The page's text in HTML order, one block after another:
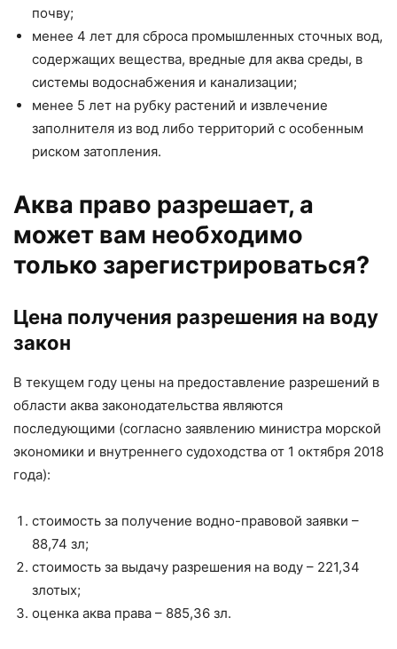
почву;
менее 4 лет для сброса промышленных сточных вод,
содержащих вещества, вредные для аква среды, в
системы водоснабжения и канализации;
менее 5 лет на рубку растений и извлечение
заполнителя из вод либо территорий с особенным
риском затопления.
Аква право разрешает, а
может вам необходимо
только зарегистрироваться?
Цена получения разрешения на воду
закон
В текущем году цены на предоставление разрешений в
области аква законодательства являются
последующими (согласно заявлению министра морской
экономики и внутреннего судоходства от 1 октября 2018
года):
стоимость за получение водно-правовой заявки –
88,74 зл;
стоимость за выдачу разрешения на воду – 221,34
злотых;
оценка аква права – 885,36 ​​зл.